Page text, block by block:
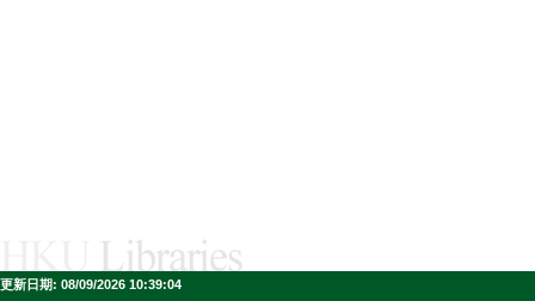
更新日期: 08/09/2026 10:39:04